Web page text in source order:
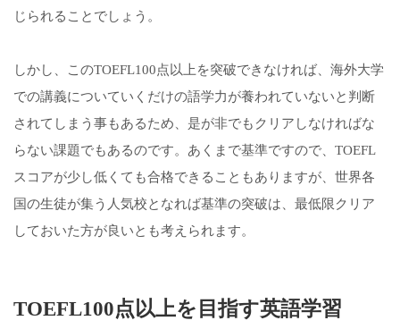
じられることでしょう。
しかし、このTOEFL100点以上を突破できなければ、海外大学
での講義についていくだけの語学力が養われていないと判断
されてしまう事もあるため、是が非でもクリアしなければな
らない課題でもあるのです。あくまで基準ですので、TOEFL
スコアが少し低くても合格できることもありますが、世界各
国の生徒が集う人気校となれば基準の突破は、最低限クリア
しておいた方が良いとも考えられます。
TOEFL100点以上を目指す英語学習